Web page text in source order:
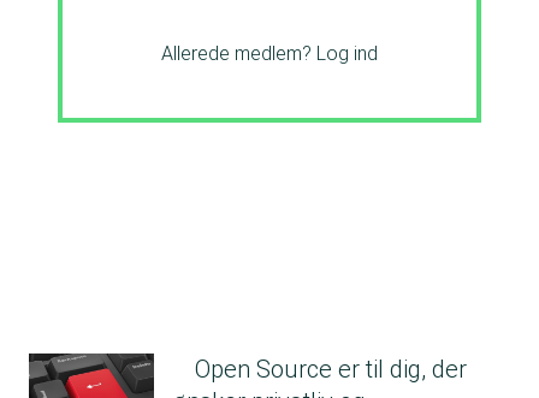
Allerede medlem? Log ind
Open Source er til dig, der